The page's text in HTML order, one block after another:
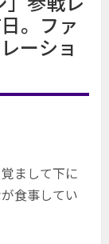
。ファ
ーショ
まして下に
食事してい